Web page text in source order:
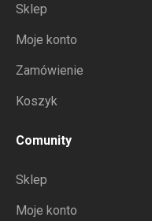
Sklep
Moje konto
Zamówienie
Koszyk
Comunity
Sklep
Moje konto